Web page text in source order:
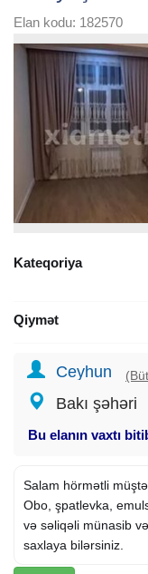
Elan kodu: 182570
Kateqoriya
Qiymət
Ceyhun
Bakı şəhəri
Bu elanın vaxtı
Salam hörmətli
Obo, şpatlevka,
və səliqəli münasib
saxlaya bilərsiniz.